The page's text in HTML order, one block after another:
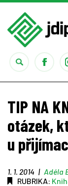
Obory
Studium
Rady
TIP NA
otázek,
u
1. 1. 2014 | Adéla
RUBRIKA: